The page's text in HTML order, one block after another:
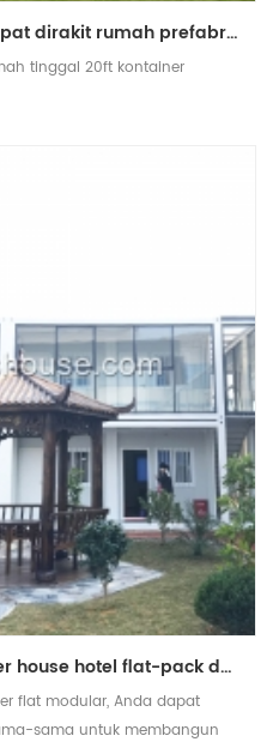
wadah rumah tinggal cepat dirakit rumah prefabrikasi desain rumah prefab modern
tinggal 20ft kontainer
mobile modular container house hotel flat-pack desain office container
flat modular, Anda dapat
sama untuk membangun